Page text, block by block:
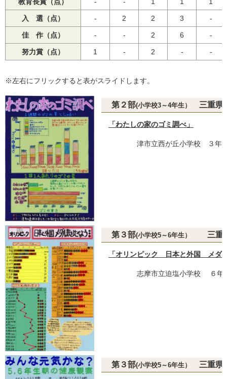
入 選（点） - 2 2 3 -
佳 作（点） - - 2 6 -
努力賞（点） 1 - 2 - -
※左右にフリックすると表がスライドします。
第２部(小学校3～4年生） 三重県
「わたしの家のゴミ調べ」
津市立西が丘小学校 ３年
第３部(小学校5～6年生） 三重
「オリンピック 日本と外国 メダ
志摩市立迫塩小学校 ６年
第３部(小学校5～6年生） 三重県